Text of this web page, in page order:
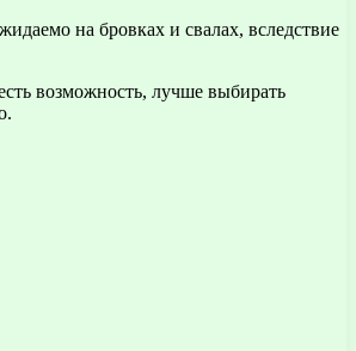
на бровках и свалах, вследствие
возможность, лучше выбирать